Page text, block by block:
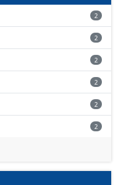
2
2
2
2
2
2